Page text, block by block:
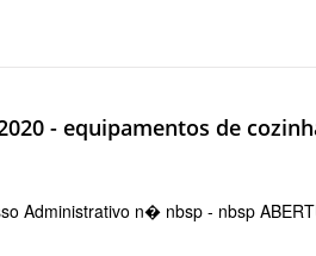
2020 - equipamentos de
Administrativo n� nbsp - nbsp